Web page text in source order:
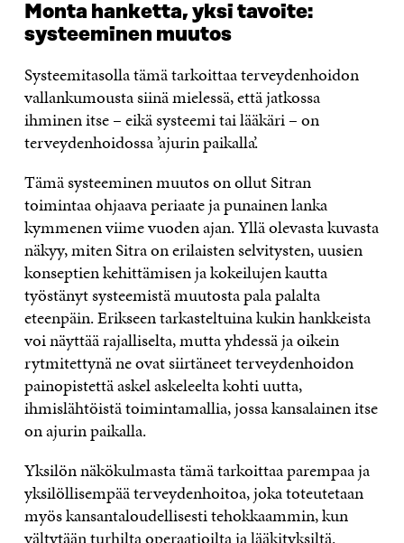
Monta hanketta, yksi tavoite:
systeeminen muutos
Systeemitasolla tämä tarkoittaa terveydenhoidon
vallankumousta siinä mielessä, että jatkossa
ihminen itse – eikä systeemi tai lääkäri – on
terveydenhoidossa ’ajurin paikalla’.
Tämä systeeminen muutos on ollut Sitran
toimintaa ohjaava periaate ja punainen lanka
kymmenen viime vuoden ajan. Yllä olevasta kuvasta
näkyy, miten Sitra on erilaisten selvitysten, uusien
konseptien kehittämisen ja kokeilujen kautta
työstänyt systeemistä muutosta pala palalta
eteenpäin. Erikseen tarkasteltuina kukin hankkeista
voi näyttää rajalliselta, mutta yhdessä ja oikein
rytmitettynä ne ovat siirtäneet terveydenhoidon
painopistettä askel askeleelta kohti uutta,
ihmislähtöistä toimintamallia, jossa kansalainen itse
on ajurin paikalla.
Yksilön näkökulmasta tämä tarkoittaa parempaa ja
yksilöllisempää terveydenhoitoa, joka toteutetaan
myös kansantaloudellisesti tehokkaammin, kun
vältytään turhilta operaatioilta ja lääkityksiltä.